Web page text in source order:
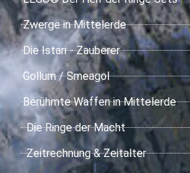
Zwerge in Mittelerde
Die Istari - Zauberer
Gollum / Smeagol
Berühmte Waffen in Mittelerde
Die Ringe der Macht
Zeitrechnung & Zeitalter